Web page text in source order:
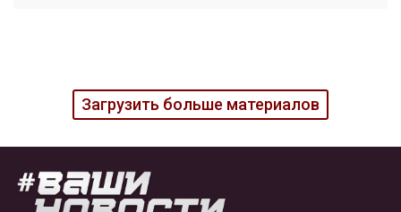
Загрузить больше материалов